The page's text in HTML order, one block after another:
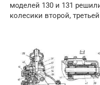
моделей 130 и 131
колесики второй,